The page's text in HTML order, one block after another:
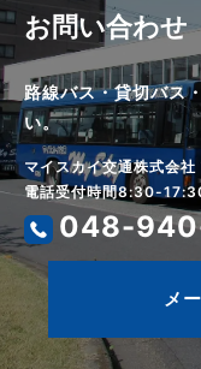
お問い合わせ
路線バス・貸切バス
い。
マイスカイ交通株式会
電話受付時間8:30-
048-
メ